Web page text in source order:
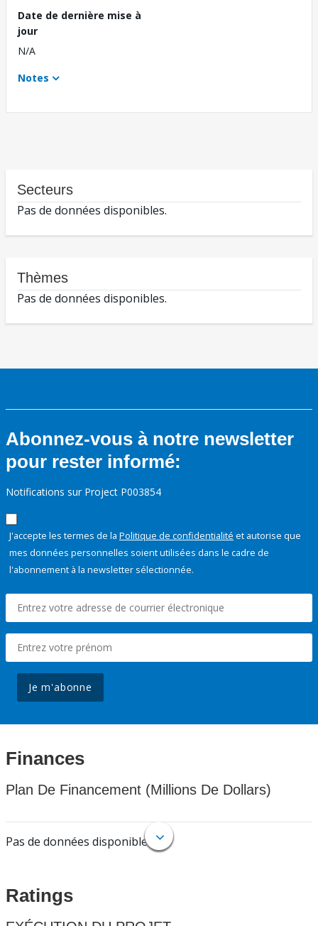
Date de dernière mise à
jour
N/A
Notes
Secteurs
Pas de données disponibles.
Thèmes
Pas de données disponibles.
Abonnez-vous à notre newsletter
pour rester informé:
Notifications sur Project P003854
J'accepte les termes de la Politique de confidentialité et autorise que
mes données personnelles soient utilisées dans le cadre de
l'abonnement à la newsletter sélectionnée.
Je m'abonne
Finances
Plan De Financement (Millions De Dollars)
Pas de données disponibles.
Ratings